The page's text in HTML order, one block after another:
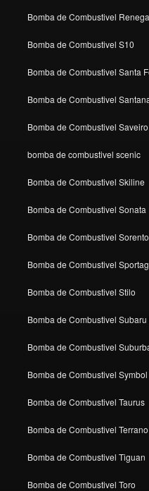
Bomba de Combustivel
Bomba de Combustivel S10
Bomba de Combustivel Santa
Bomba de Combustivel
Bomba de Combustivel Saveiro
bomba de combustivel scenic
Bomba de Combustivel Skiline
Bomba de Combustivel Sonata
Bomba de Combustivel Sorento
Bomba de Combustivel
Bomba de Combustivel Stilo
Bomba de Combustivel
Bomba de Combustivel
Bomba de Combustivel Symbol
Bomba de Combustivel Taurus
Bomba de Combustivel Terrano
Bomba de Combustivel Tiguan
Bomba de Combustivel Toro